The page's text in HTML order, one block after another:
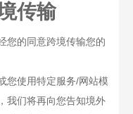
传输
您的同意跨境传输您的
您使用特定服务/网站模
我们将再向您告知境外